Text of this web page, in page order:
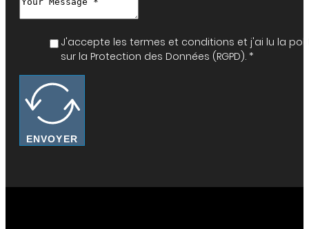
J'accepte les termes et conditions et j'ai lu la
sur la Protection des Données (RGPD). *
ENVOYER